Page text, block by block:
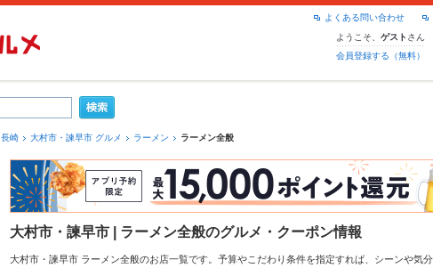
よくある問い合わせ
ようこそ、 ゲスト さん
会員登録する（無料）
長崎 大村市・諫早市 グルメ ラーメン ラーメン全般
大村市・諫早市 | ラーメン全般のグルメ・クーポン情報
大村市・諫早市 ラーメン全般のお店一覧です。予算やこだわり条件を指定すれば、シーンや気